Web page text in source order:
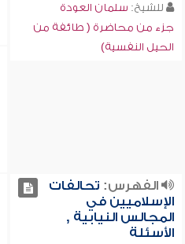
للشيخ: سلمان العودة
جزء من محاضرة ( طائفة من
الحيل النفسية)
الفهرس: تحالفات
الإسلاميين في
المجالس النيابية ,
الأسئلة